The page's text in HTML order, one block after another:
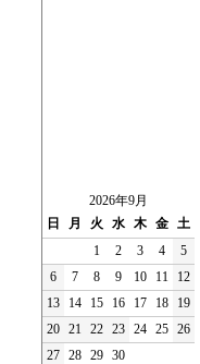
2026年9月
日
月 火 水 木 金 土
1
2 3 4
5
6
7 8 9 10 11
12
13
14 15 16 17 18
19
20 21 22 23 24 25 26
27 28 29 30